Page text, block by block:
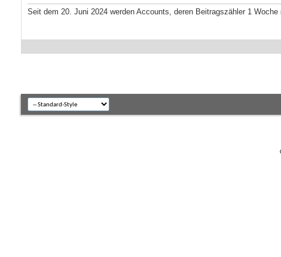
Seit dem 20. Juni 2024 werden Accounts, deren Beitragszähler 1